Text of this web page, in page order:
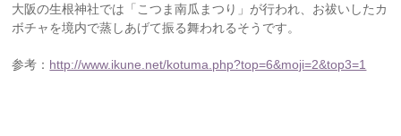
大阪の生根神社では「こつま南瓜まつり」が行われ、お祓いしたカ
ボチャを境内で蒸しあげて振る舞われるそうです。
参考： http://www.ikune.net/kotuma.php?top=6&moji=2&top3=1